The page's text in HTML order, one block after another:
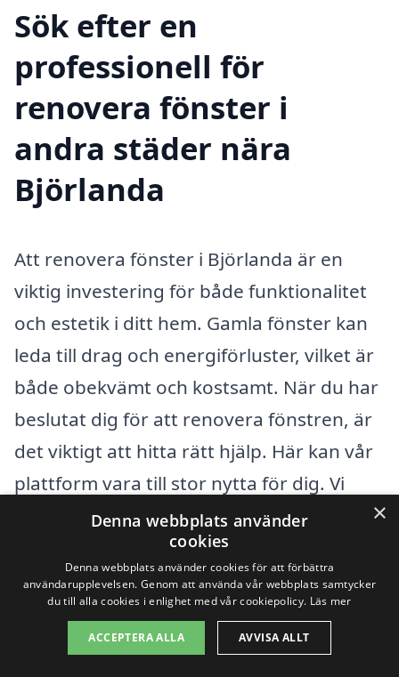
Sök efter en
professionell för
renovera fönster i
andra städer nära
Björlanda
Att renovera fönster i Björlanda är en
viktig investering för både funktionalitet
och estetik i ditt hem. Gamla fönster kan
leda till drag och energiförluster, vilket är
både obekvämt och kostsamt. När du har
beslutat dig för att renovera fönstren, är
det viktigt att hitta rätt hjälp. Här kan vår
plattform vara till stor nytta för dig. Vi
erbjuder en enkel väg att hitta
professionella företag som arbetar med
fönsterrenovering i ditt närområde.
Förutom Björlanda kan du också
×
Denna webbplats använder
cookies
Denna webbplats använder cookies för att förbättra
användarupplevelsen. Genom att använda vår webbplats samtycker
du till alla cookies i enlighet med vår cookiepolicy. Läs mer
ACCEPTERA ALLA AVVISA ALLT